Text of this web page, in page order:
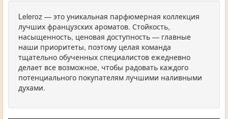
Leleroz — это уникальная парфюмерная коллекция
лучших французских ароматов. Стойкость,
насыщенность, ценовая доступность — главные
наши приоритеты, поэтому целая команда
тщательно обученных специалистов ежедневно
делает все возможное, чтобы радовать каждого
потенциального покупателям лучшими наливными
духами.